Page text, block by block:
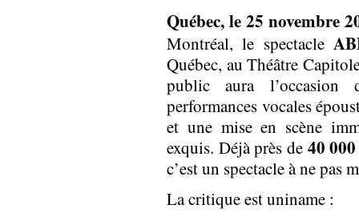
Québec, le 25 novembre
Montréal, le spectacle
Québec, au Théâtre
public aura l’occasion
performances vocales
et une mise en scène
exquis. Déjà près de 40
c’est un spectacle à ne pas
La critique est uniname :